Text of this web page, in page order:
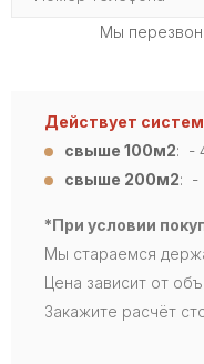
Мы
Действует
свыше 100м2: -
свыше 200м2: -
*При условии
Мы стараемся
Цена зависит от
Закажите расчёт